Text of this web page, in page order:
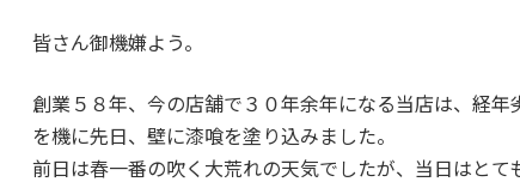
:
皆さん御機嫌よう。
創業５８年、今の店舗で３０年余年になる当店は、経
を機に先日、壁に漆喰を塗り込みました。
前日は春一番の吹く大荒れの天気でしたが、当日はと